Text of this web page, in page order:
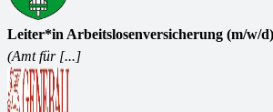
Leiter*in Arbeitslosenversicherung (m/w/d)
(Amt für [...]